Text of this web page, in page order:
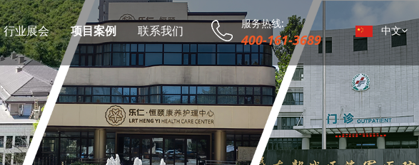
中文
服务热线:
400-161-3689
行业展会 项目案例 联系我们